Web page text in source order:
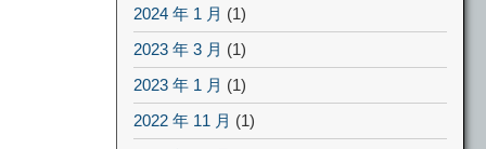
2024 年 1 月 (1)
2023 年 3 月 (1)
2023 年 1 月 (1)
2022 年 11 月 (1)